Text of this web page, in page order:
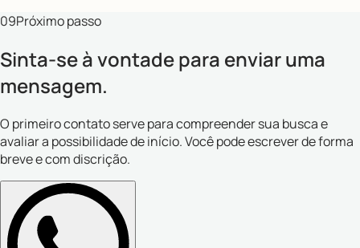
09Próximo passo
Sinta-se à vontade para enviar uma
mensagem.
O primeiro contato serve para compreender sua busca e
avaliar a possibilidade de início. Você pode escrever de forma
breve e com discrição.